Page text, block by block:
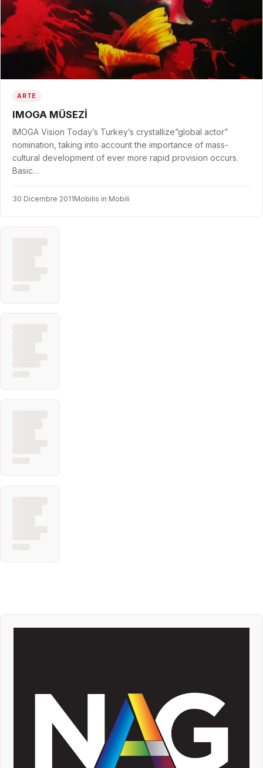
ARTE
IMOGA MÜSEZİ
IMOGA Vision Today’s Turkey’s crystallize”global actor”
nomination, taking into account the importance of mass-
cultural development of ever more rapid provision occurs.
Basic…
30 Dicembre 2011Mobilis in Mobili